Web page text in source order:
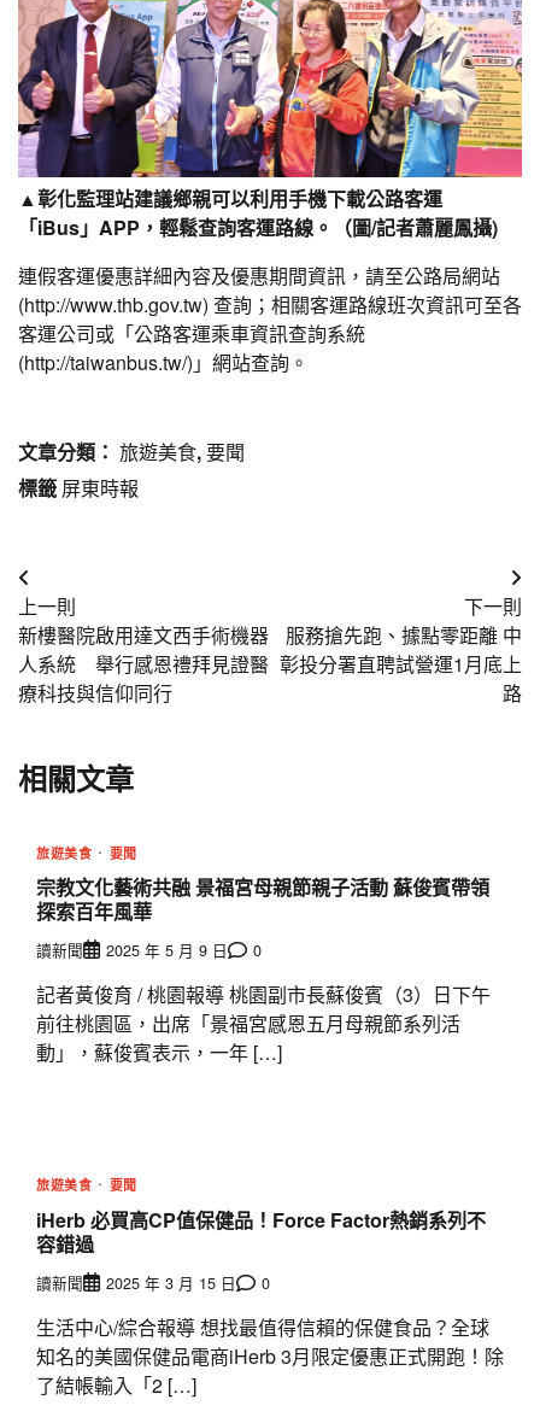
▲彰化監理站建議鄉親可以利用手機下載公路客運
「iBus」APP，輕鬆查詢客運路線。（圖/記者蕭麗鳳攝)
連假客運優惠詳細內容及優惠期間資訊，請至公路局網站
(http://www.thb.gov.tw) 查詢；相關客運路線班次資訊可至各
客運公司或「公路客運乘車資訊查詢系統
(http://taiwanbus.tw/)」網站查詢。
文章分類： 旅遊美食,要聞
標籤 屏東時報
文
章
導
覽
上一則
新樓醫院啟用達文西手術機器
人系統 舉行感恩禮拜見證醫
療科技與信仰同行
下一則
服務搶先跑、據點零距離 中
彰投分署直聘試營運1月底上
路
相關文章
旅遊美食 要聞
宗教文化藝術共融 景福宮母親節親子活動 蘇俊賓帶領
探索百年風華
讀新聞 2025 年 5 月 9 日 0
記者黃俊育 / 桃園報導 桃園副市長蘇俊賓（3）日下午
前往桃園區，出席「景福宮感恩五月母親節系列活
動」，蘇俊賓表示，一年 […]
旅遊美食 要聞
iHerb 必買高CP值保健品！Force Factor熱銷系列不
容錯過
讀新聞 2025 年 3 月 15 日 0
生活中心/綜合報導 想找最值得信賴的保健食品？全球
知名的美國保健品電商iHerb 3月限定優惠正式開跑！除
了結帳輸入「2 […]